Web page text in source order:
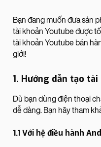
Bạn đang muốn đưa sản
tài khoản Youtube được
tài khoản Youtube bán
giới!
1. Hướng dẫn tạo
Dù bạn dùng điện thoại
dễ dàng. Bạn hãy tham
1.1 Với hệ điều hành